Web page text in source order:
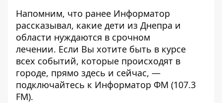
Напомним, что ранее Информатор
рассказывал, какие дети из Днепра и
области нуждаются в срочном
лечении. Если Вы хотите быть в курсе
всех событий, которые происходят в
городе, прямо здесь и сейчас, —
подключайтесь к Информатор ФМ (107.3
FM).